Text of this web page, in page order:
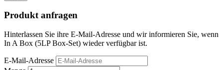
Produkt anfragen
Hinterlassen Sie ihre E-Mail-Adresse und wir informieren Sie, wenn
In A Box (5LP Box-Set) wieder verfügbar ist.
E-Mail-Adresse